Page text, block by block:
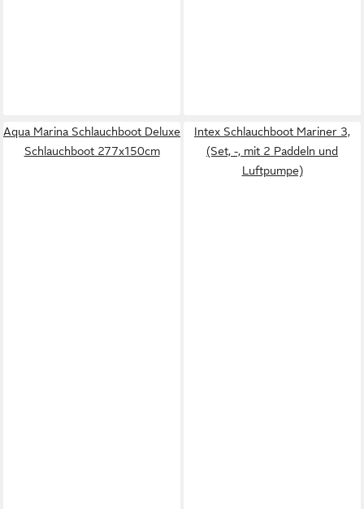
Aqua Marina Schlauchboot Deluxe
Schlauchboot 277x150cm
Intex Schlauchboot Mariner 3,
(Set, -, mit 2 Paddeln und
Luftpumpe)